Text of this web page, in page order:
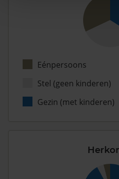
Eénpersoons
Stel (geen kinderen)
Gezin (met kinderen)